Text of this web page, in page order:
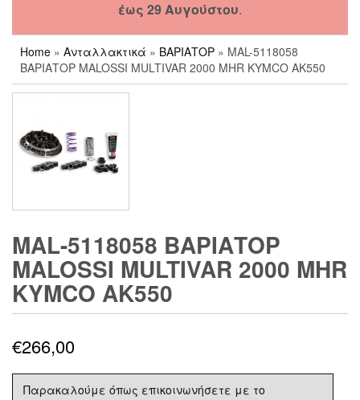
έως 29 Αυγούστου.
Home » Ανταλλακτικά » ΒΑΡΙΑΤΟΡ » MAL-5118058
ΒΑΡΙΑΤΟΡ MALOSSI MULTIVAR 2000 MHR KYMCO AK550
MAL-5118058 ΒΑΡΙΑΤΟΡ
MALOSSI MULTIVAR 2000 MHR
KYMCO AK550
€266,00
Παρακαλούμε όπως επικοινωνήσετε με το